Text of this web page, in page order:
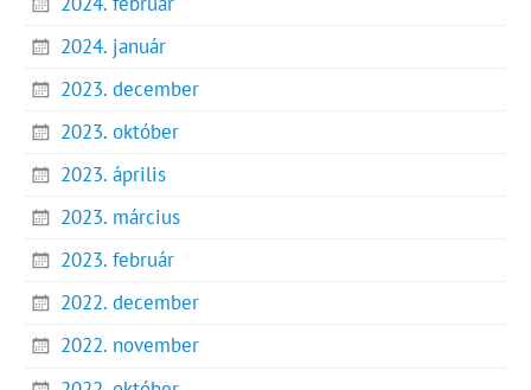
2024. január
2023. december
2023. október
2023. április
2023. március
2023. február
2022. december
2022. november